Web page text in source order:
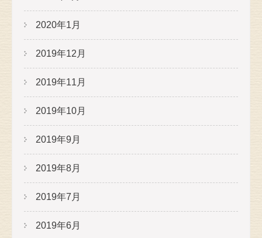
2020年1月
2019年12月
2019年11月
2019年10月
2019年9月
2019年8月
2019年7月
2019年6月